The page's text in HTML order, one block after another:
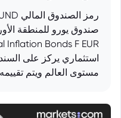
استثماري يركز على
مستوى العالم ويتم تقييمه